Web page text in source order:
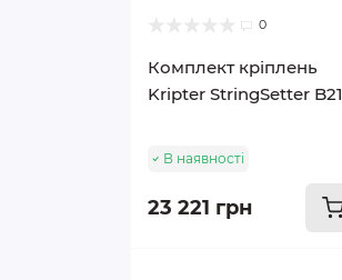
0
Комплект кріплень
Kripter StringSetter B21
В наявності
23 221 грн